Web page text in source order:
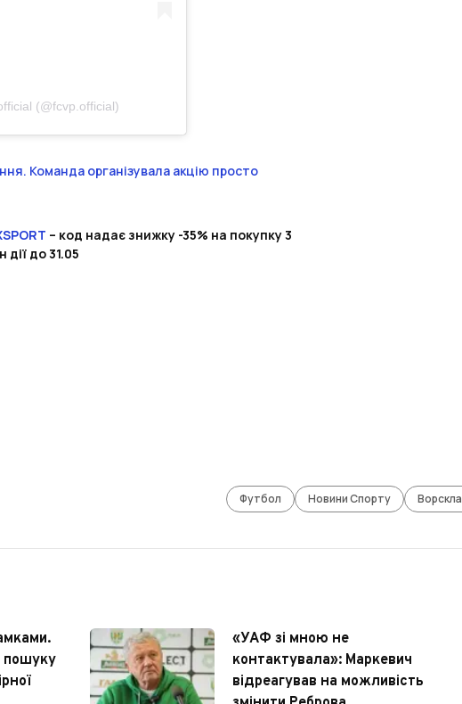
(@fcvp.official)
Команда організувала акцію просто
– код надає знижку -35% на покупку 3
до 31.05
Футбол Новини Спорту Ворскла
пошуку
«УАФ зі мною не
контактувала»: Маркевич
відреагував на можливість